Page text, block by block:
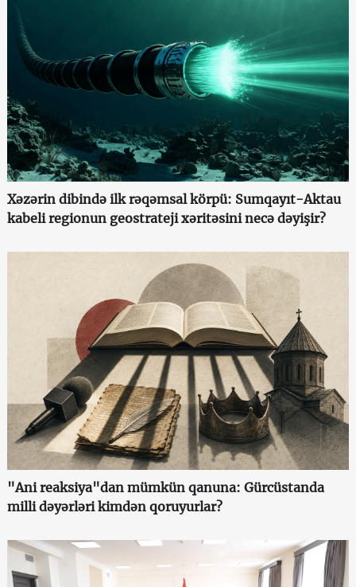
Xəzərin dibində ilk rəqəmsal körpü: Sumqayıt-Aktau
kabeli regionun geostrateji xəritəsini necə dəyişir?
"Ani reaksiya"dan mümkün qanuna: Gürcüstanda
milli dəyərləri kimdən qoruyurlar?